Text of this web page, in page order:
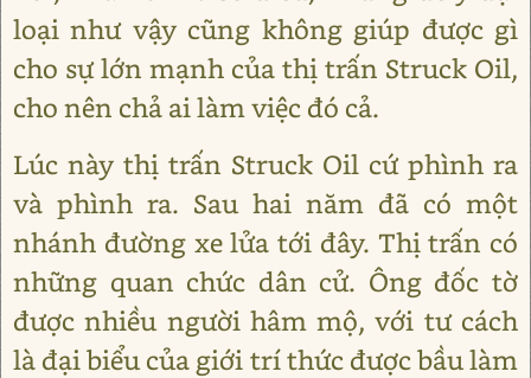
loại như vậy cũng không giúp được gì
cho sự lớn mạnh của thị trấn Struck Oil,
cho nên chả ai làm việc đó cả.
Lúc này thị trấn Struck Oil cứ phình ra
và phình ra. Sau hai năm đã có một
nhánh đường xe lửa tới đây. Thị trấn có
những quan chức dân cử. Ông đốc tờ
được nhiều người hâm mộ, với tư cách
là đại biểu của giới trí thức được bầu làm